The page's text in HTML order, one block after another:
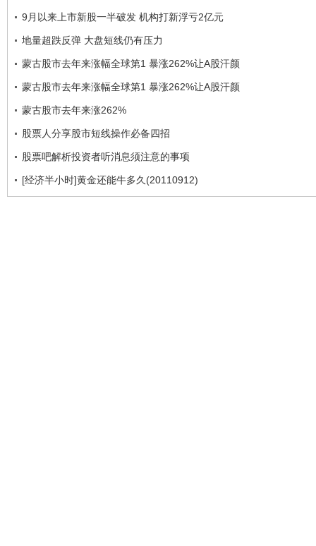
9月以来上市新股一半破发 机构打新浮亏2亿元
地量超跌反弹 大盘短线仍有压力
蒙古股市去年来涨幅全球第1 暴涨262%让A股汗颜
蒙古股市去年来涨幅全球第1 暴涨262%让A股汗颜
蒙古股市去年来涨262%
股票人分享股市短线操作必备四招
股票吧解析投资者听消息须注意的事项
[经济半小时]黄金还能牛多久(20110912)